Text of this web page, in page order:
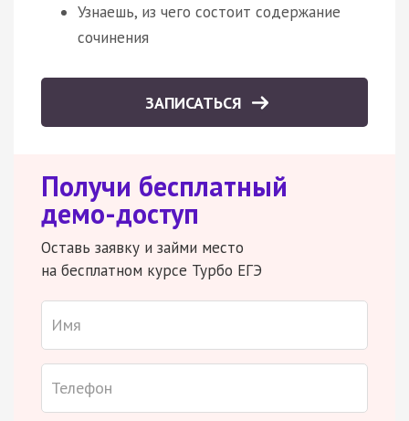
Узнаешь, из чего состоит содержание
сочинения
ЗАПИСАТЬСЯ
Получи бесплатный
демо-доступ
Оставь заявку и займи место
на бесплатном курсе Турбо ЕГЭ